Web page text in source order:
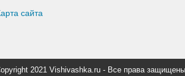
сайта
2021 Vishivashka.ru - Все права